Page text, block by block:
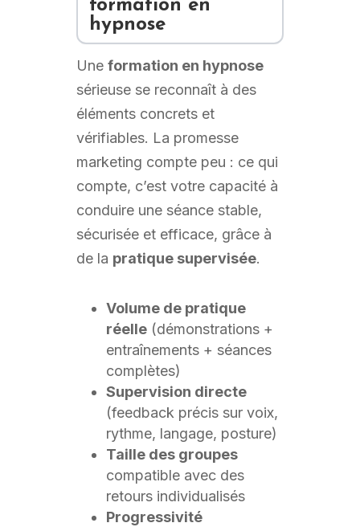
formation en
hypnose
Une formation en hypnose
sérieuse se reconnaît à des
éléments concrets et
vérifiables. La promesse
marketing compte peu : ce qui
compte, c’est votre capacité à
conduire une séance stable,
sécurisée et efficace, grâce à
de la pratique supervisée.
Volume de pratique
réelle(démonstrations +
entraînements + séances
complètes)
Supervision directe
(feedback précis sur voix,
rythme, langage, posture)
Taille des groupes
compatible avec des
retours individualisés
Progressivité